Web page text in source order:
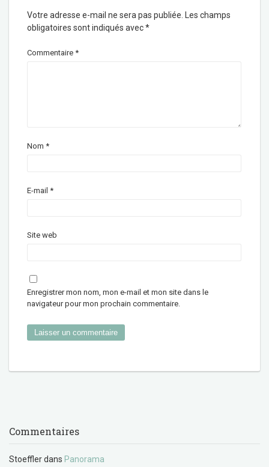
Votre adresse e-mail ne sera pas publiée. Les champs
obligatoires sont indiqués avec*
Commentaire *
Nom *
E-mail *
Site web
Enregistrer mon nom, mon e-mail et mon site dans le
navigateur pour mon prochain commentaire.
Commentaires
Stoefflerdans Panorama